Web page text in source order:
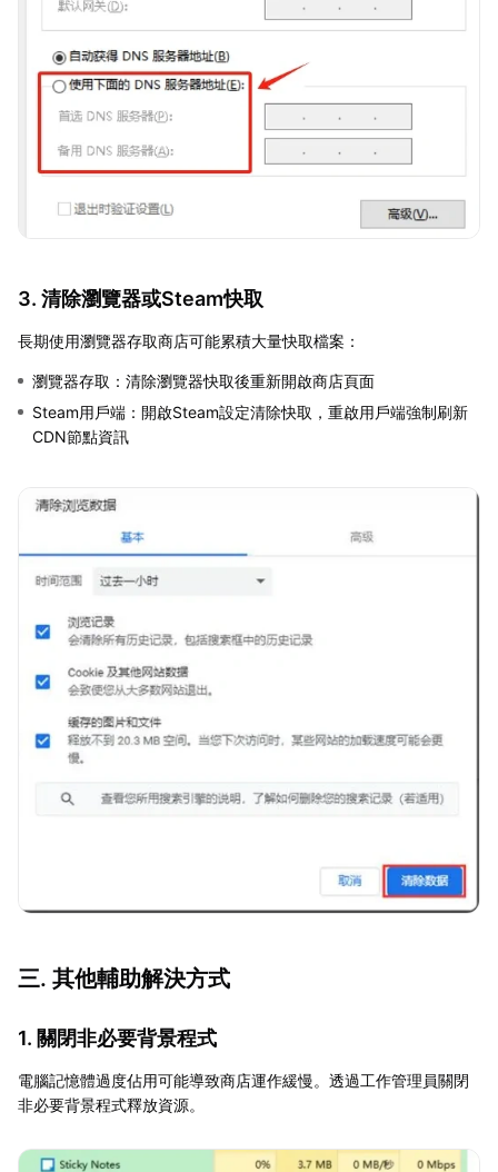
3. 清除瀏覽器或Steam快取
長期使用瀏覽器存取商店可能累積大量快取檔案：
瀏覽器存取：清除瀏覽器快取後重新開啟商店頁面
Steam用戶端：開啟Steam設定清除快取，重啟用戶端強制刷新
CDN節點資訊
三. 其他輔助解決方式
1. 關閉非必要背景程式
電腦記憶體過度佔用可能導致商店運作緩慢。透過工作管理員關閉
非必要背景程式釋放資源。